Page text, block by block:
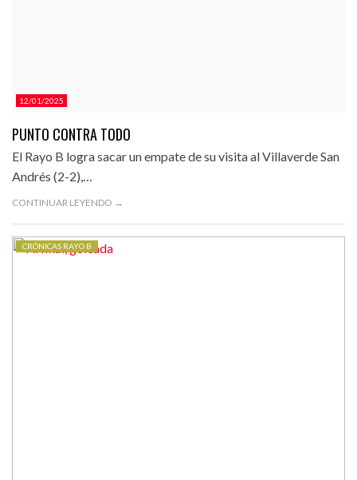
12/01/2025
PUNTO CONTRA TODO
El Rayo B logra sacar un empate de su visita al Villaverde San
Andrés (2-2),…
CONTINUAR LEYENDO →
CRÓNICAS RAYO B